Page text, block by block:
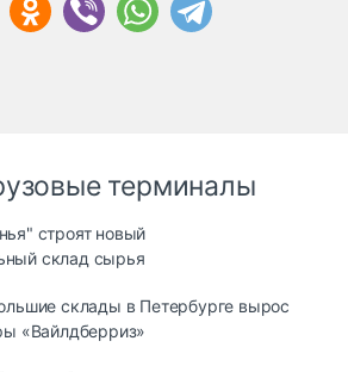
терминалы
строят новый
склад сырья
склады в Петербурге вырос
«Вайлдберриз»